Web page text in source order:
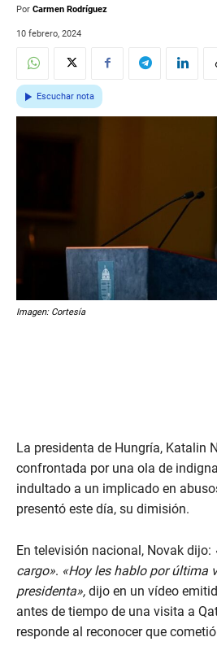
Por Carmen Rodríguez
10 febrero, 2024
Escuchar nota
Imagen: Cortesía
La presidenta de Hungría, Katalin
confrontada por una ola de
indultado a un implicado en
presentó este día, su dimisión.
En televisión nacional, Novak dijo:
cargo». «Hoy les hablo por última
presidenta», dijo en un vídeo
antes de tiempo de una visita a
responde al reconocer que